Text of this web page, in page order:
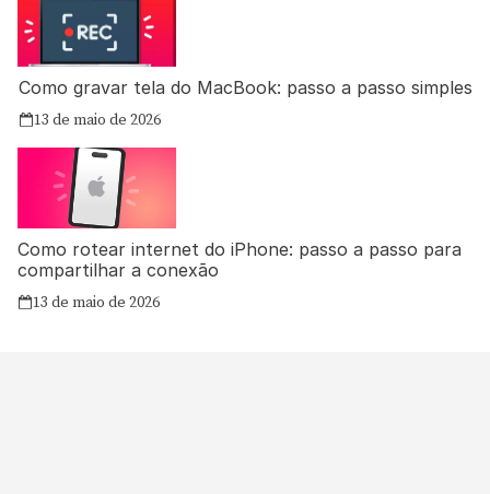
Como gravar tela do MacBook: passo a passo simples
13 de maio de 2026
Como rotear internet do iPhone: passo a passo para
compartilhar a conexão
13 de maio de 2026